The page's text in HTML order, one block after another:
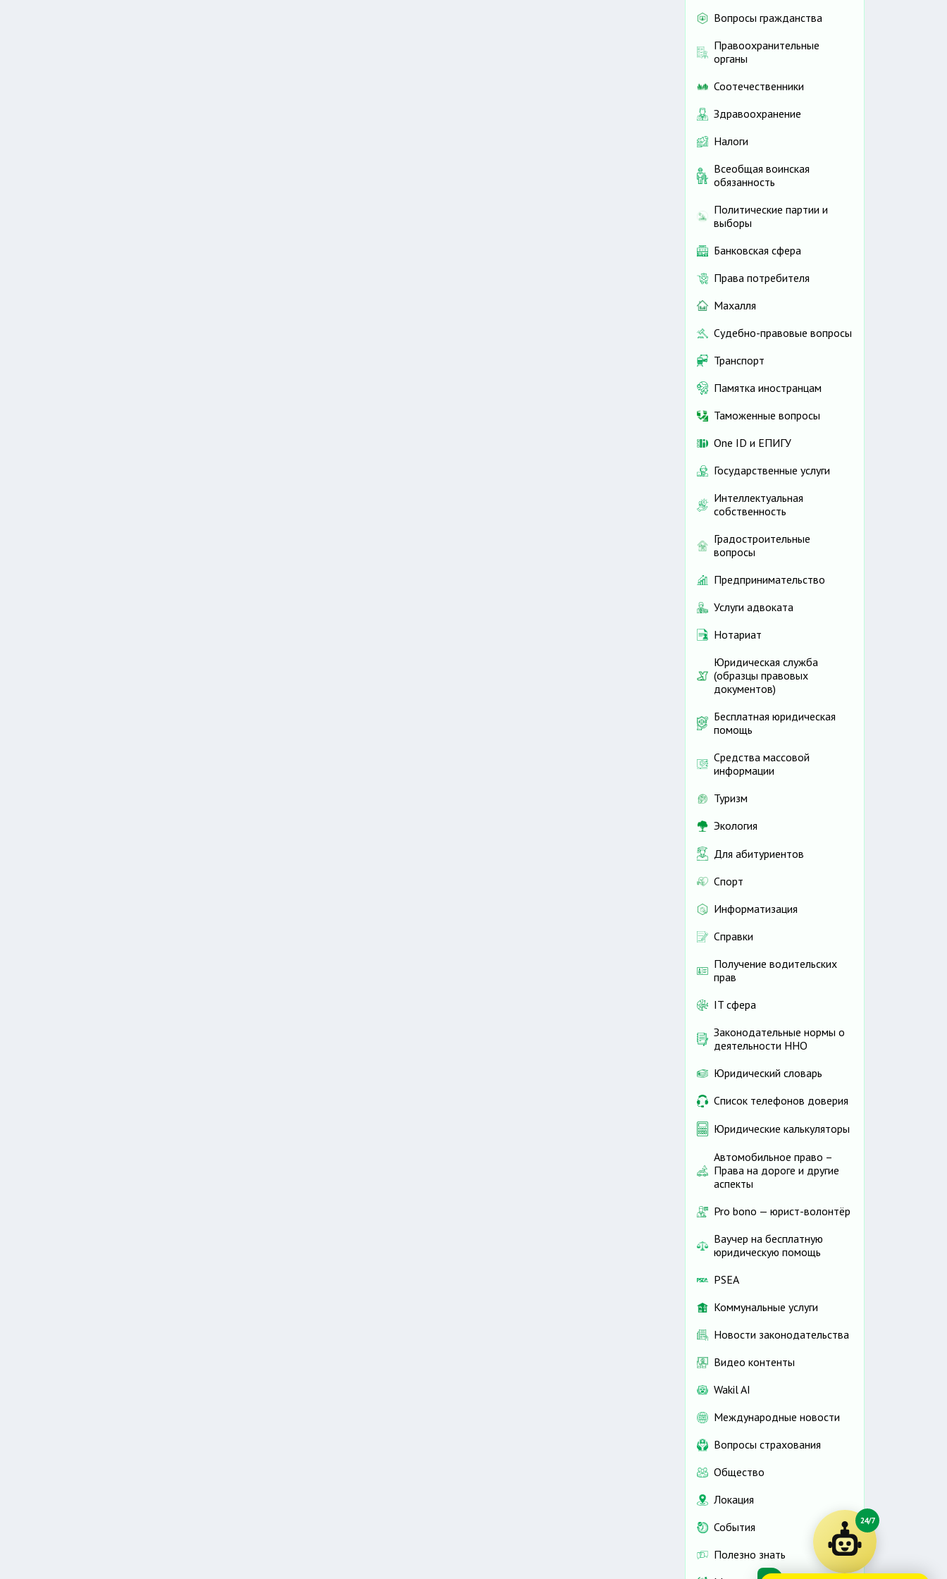
Вопросы гражданства
Правоохранительные
органы
Соотечественники
Здравоохранение
Налоги
Всеобщая воинская
обязанность
Политические партии и
выборы
Банковская сфера
Права потребителя
Махалля
Судебно-правовые вопросы
Транспорт
Памятка иностранцам
Таможенные вопросы
One ID и ЕПИГУ
Государственные услуги
Интеллектуальная
собственность
Градостроительные
вопросы
Предпринимательство
Услуги адвоката
Нотариат
Юридическая служба
(образцы правовых
документов)
Бесплатная юридическая
помощь
Средства массовой
информации
Туризм
Экология
Для абитуриентов
Спорт
Информатизация
Справки
Получение водительских
прав
IT сфера
Законодательные нормы о
деятельности ННО
Юридический словарь
Список телефонов доверия
Юридические калькуляторы
Автомобильное право –
Права на дороге и другие
аспекты
Pro bono — юрист-волонтёр
Ваучер на бесплатную
юридическую помощь
PSEA
Коммунальные услуги
Новости законодательства
Видео контенты
Wakil AI
Международные новости
Вопросы страхования
Общество
Локация
События
Полезно знать
24/7